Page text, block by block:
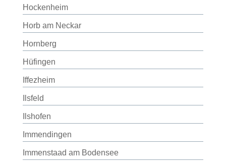
Hockenheim
Horb am Neckar
Hornberg
Hüfingen
Iffezheim
Ilsfeld
Ilshofen
Immendingen
Immenstaad am Bodensee